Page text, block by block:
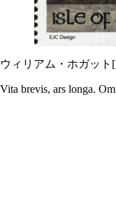
ウィリアム・ホガット
Vita brevis, ars longa.